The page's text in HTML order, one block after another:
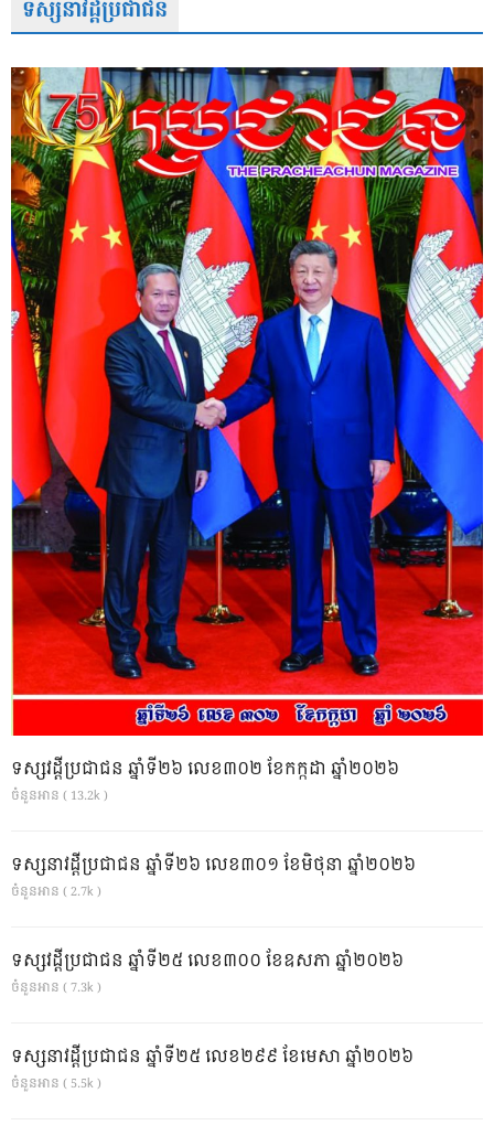
ទស្សនាវដ្តីប្រជាជន
ទស្សវដ្តីប្រជាជន ឆ្នាំទី២៦ លេខ៣០២ ខែកក្កដា ឆ្នាំ២០២៦
ចំនួនអាន ( 13.2k )
ទស្សនាវដ្ដីប្រជាជន ឆ្នាំទី២៦ លេខ៣០១ ខែមិថុនា ឆ្នាំ២០២៦
ចំនួនអាន ( 2.7k )
ទស្សវដ្តីប្រជាជន ឆ្នាំទី២៥ លេខ៣០០ ខែឧសភា ឆ្នាំ២០២៦
ចំនួនអាន ( 7.3k )
ទស្សនាវដ្ដីប្រជាជន ឆ្នាំទី២៥ លេខ២៩៩ ខែមេសា ឆ្នាំ២០២៦
ចំនួនអាន ( 5.5k )